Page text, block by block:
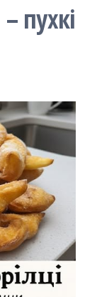
пухкі